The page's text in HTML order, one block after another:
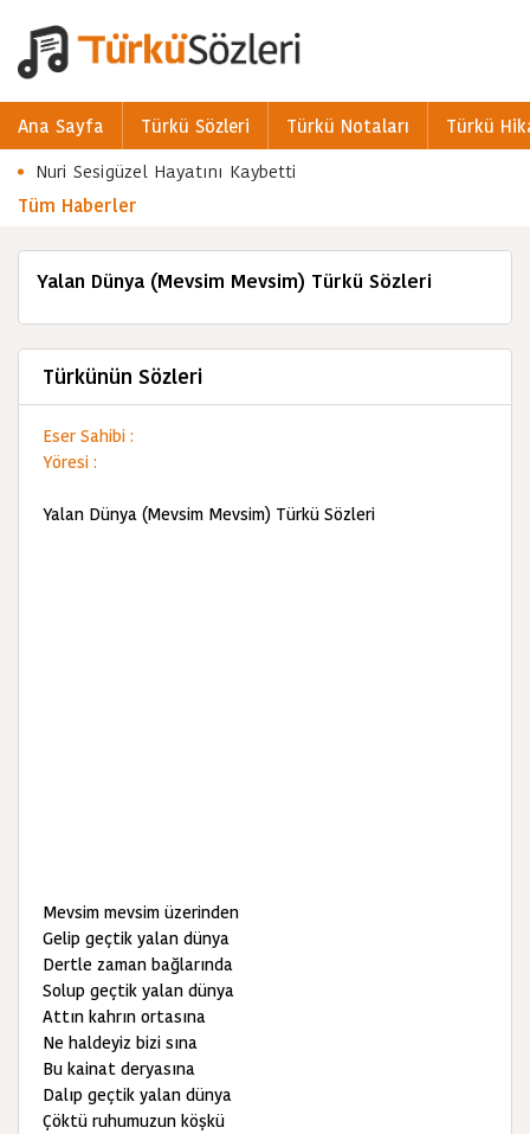
Ana Sayfa Türkü Sözleri Türkü Notaları
Türkü
Nuri Sesigüzel Hayatını Kaybetti
Tüm Haberler
Yalan Dünya (Mevsim Mevsim) Türkü Sözleri
Türkünün Sözleri
Eser Sahibi :
Yöresi :
Yalan Dünya (Mevsim Mevsim) Türkü Sözleri
Mevsim mevsim üzerinden
Gelip geçtik yalan dünya
Dertle zaman bağlarında
Solup geçtik yalan dünya
Attın kahrın ortasına
Ne haldeyiz bizi sına
Bu kainat deryasına
Dalıp geçtik yalan dünya
Çöktü ruhumuzun köşkü